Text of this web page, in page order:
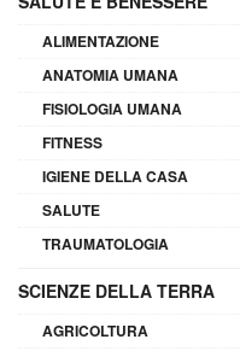
ALIMENTAZIONE
ANATOMIA UMANA
FISIOLOGIA UMANA
FITNESS
IGIENE DELLA CASA
SALUTE
TRAUMATOLOGIA
SCIENZE DELLA TERRA
AGRICOLTURA